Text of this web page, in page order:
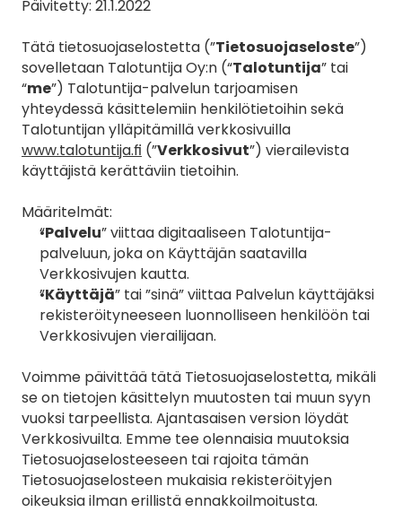
Päivitetty: 21.1.2022
Tätä tietosuojaselostetta (”Tietosuojaseloste”)
sovelletaan Talotuntija Oy:n (“Talotuntija” tai
“me”) Talotuntija-palvelun tarjoamisen
yhteydessä käsittelemiin henkilötietoihin sekä
www.talotuntija.fi (”Verkkosivut”) vierailevista
käyttäjistä kerättäviin tietoihin.
Määritelmät:
“Palvelu” viittaa digitaaliseen Talotuntija-
palveluun, joka on Käyttäjän saatavilla
Verkkosivujen kautta.
”Käyttäjä” tai ”sinä” viittaa Palvelun käyttäjäksi
rekisteröityneeseen luonnolliseen henkilöön tai
Verkkosivujen vierailijaan.
Voimme päivittää tätä Tietosuojaselostetta, mikäli
se on tietojen käsittelyn muutosten tai muun syyn
vuoksi tarpeellista. Ajantasaisen version löydät
Verkkosivuilta. Emme tee olennaisia muutoksia
Tietosuojaselosteeseen tai rajoita tämän
Tietosuojaselosteen mukaisia rekisteröityjen
oikeuksia ilman erillistä ennakkoilmoitusta.